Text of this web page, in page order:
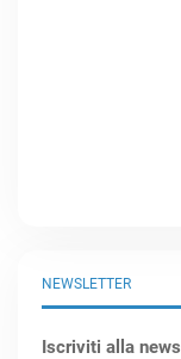
NEWSLETTER
Iscriviti alla